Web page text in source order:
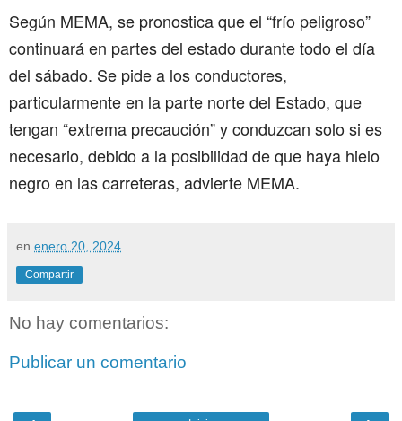
Según MEMA, se pronostica que el “frío peligroso”
continuará en partes del estado durante todo el día
del sábado. Se pide a los conductores,
particularmente en la parte norte del Estado, que
tengan “extrema precaución” y conduzcan solo si es
necesario, debido a la posibilidad de que haya hielo
negro en las carreteras, advierte MEMA.
en enero 20, 2024
Compartir
No hay comentarios:
Publicar un comentario